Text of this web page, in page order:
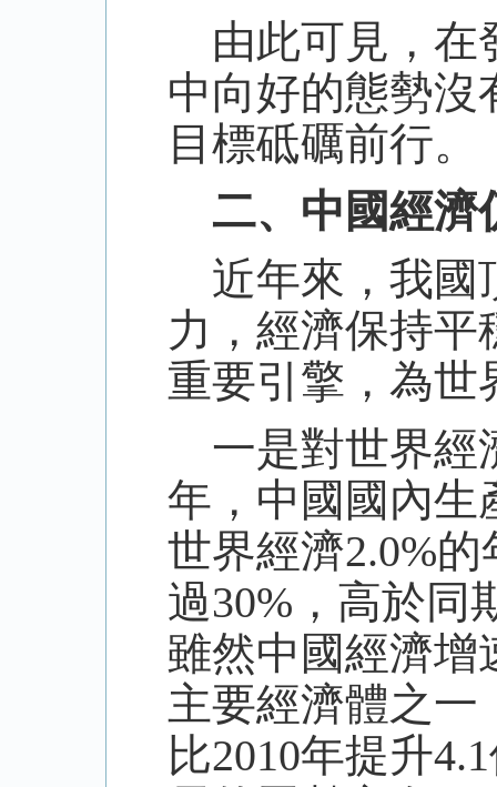
由此可見，在
中向好的態勢沒
目標砥礪前行。
二、中國經濟
近年來，我國
力，經濟保持
重要引擎，為世
一是對世界經
年，中國國內生
世界經濟2.0%
過30%，高於同
雖然中國經濟增
主要經濟體之一
比2010年提升